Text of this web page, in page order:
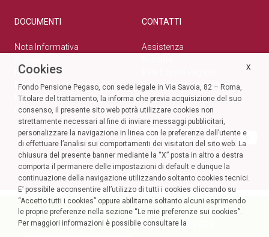
DOCUMENTI
Nota Informativa
Normativa
Bilanci
Modulistica
Circolari
CONTATTI
Assistenza
Privacy e cookie policy
SOCIAL
Accedi alla tua Area Riservata
X
Cookies
Fondo Pensione Pegaso, con sede legale in Via Savoia, 82 – Roma,
Titolare del trattamento, la informa che previa acquisizione del suo
consenso, il presente sito web potrà utilizzare cookies non
strettamente necessari al fine di inviare messaggi pubblicitari,
personalizzare la navigazione in linea con le preferenze dell’utente e
di effettuare l’analisi sui comportamenti dei visitatori del sito web. La
chiusura del presente banner mediante la “X” posta in altro a destra
comporta il permanere delle impostazioni di default e dunque la
continuazione della navigazione utilizzando soltanto cookies tecnici.
E’ possibile acconsentire all’utilizzo di tutti i cookies cliccando su
“Accetto tutti i cookies” oppure abilitarne soltanto alcuni esprimendo
le proprie preferenze nella sezione “Le mie preferenze sui cookies”.
Per maggiori informazioni è possibile consultare la